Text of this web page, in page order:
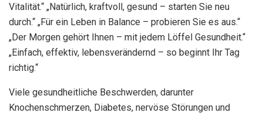
Vitalität.“ „Natürlich, kraftvoll, gesund – starten Sie neu
durch.“ „Für ein Leben in Balance – probieren Sie es aus.“
„Der Morgen gehört Ihnen – mit jedem Löffel Gesundheit.“
„Einfach, effektiv, lebensverändernd – so beginnt Ihr Tag
richtig.“
Viele gesundheitliche Beschwerden, darunter
Knochenschmerzen, Diabetes, nervöse Störungen und